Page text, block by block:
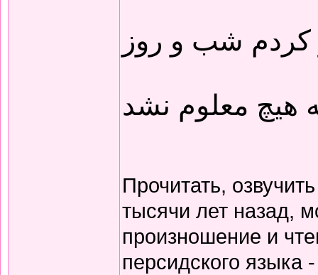
کردم شب و روز
هیچ معلوم نشد
Прочитать,
тысячи лет назад,
произношение и
персидского языка